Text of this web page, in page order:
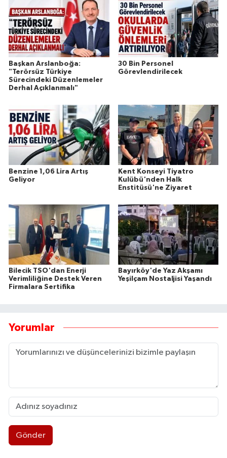
Başkan Arslanboğa:
"Terörsüz Türkiye
Sürecindeki Düzenlemeler
Derhal Açıklanmalı"
30 Bin Personel
Görevlendirilecek
Benzine 1,06 Lira Artış
Geliyor
Kent Konseyi Tiyatro
Kulübü'nden Halk
Enstitüsü'ne Ziyaret
Bilecik TSO'dan Enerji
Verimliliğine Destek Veren
Firmalara Sertifika
Bayırköy'de Yaz Akşamı
Yeşilçam Nostaljisi Yaşandı
Yorumlar
Gönder